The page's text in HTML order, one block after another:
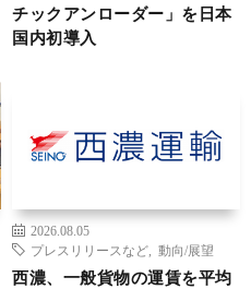
チックアンローダー」を日本
国内初導入
2026.08.05
プレスリリースなど
動向/展望
西濃、一般貨物の運賃を平均